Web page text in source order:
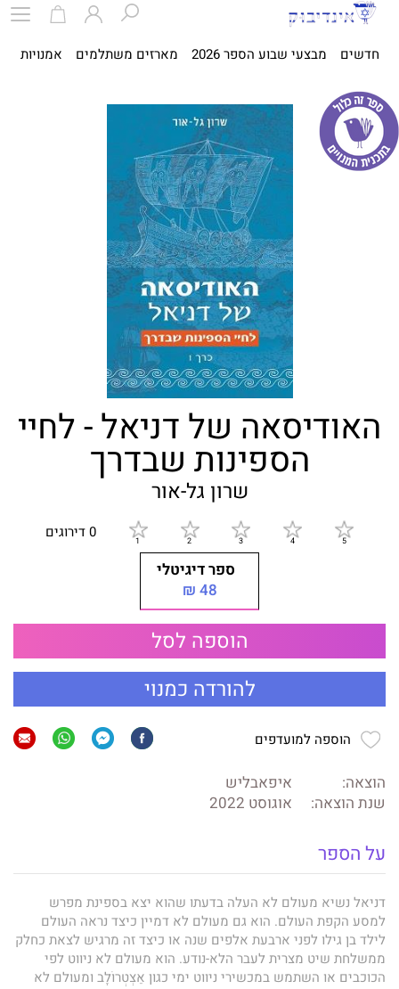
חדשים מבצעי שבוע הספר 2026 מארזים משתלמים אמנויות
האודיסאה של דניאל - לחיי
הספינות שבדרך
שרון גל-אור
0 דירוגים
ספר דיגיטלי
48 ₪
הוספה לסל
להורדה כמנוי
הוספה למועדפים
הוצאה:
איפאבליש
שנת הוצאה:
אוגוסט 2022
על הספר
דניאל נשיא מעולם לא העלה בדעתו שהוא יצא בספינת מפרש
למסע הקפת העולם. הוא גם מעולם לא דמיין כיצד נראה העולם
לילד בן גילו לפני ארבעת אלפים שנה או כיצד זה מרגיש לצאת כחלק
ממשלחת שיט מצרית לעבר הלא-נודע. הוא מעולם לא ניווט לפי
הכוכבים או השתמש במכשירי ניווט ימי כגון אַצְטְרוֹלָב ומעולם לא